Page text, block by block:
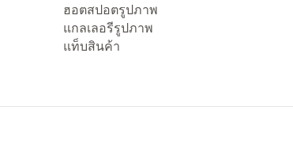
ฮอตสปอตรูปภาพ
แกลเลอรีรูปภาพ
แท็บสินค้า